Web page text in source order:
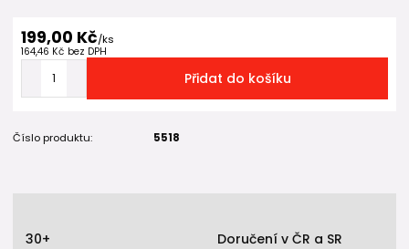
199,00 Kč/ks
164,46 Kč bez DPH
Přidat do košíku
Číslo produktu: 5518
30+ Doručení v ČR a SR